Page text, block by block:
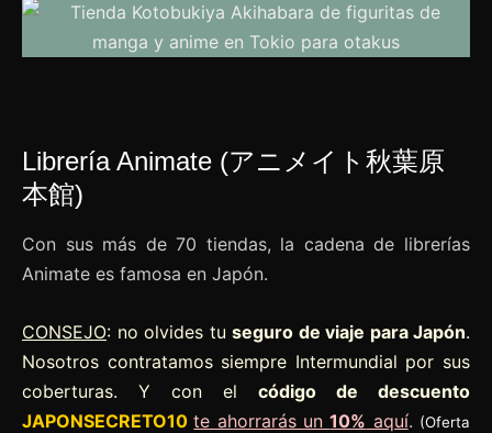
Librería Animate (アニメイト秋葉原
本館)
Con sus más de 70 tiendas, la cadena de librerías
Animate es famosa en Japón.
CONSEJO: no olvides tu seguro de viaje para Japón.
Nosotros contratamos siempre Intermundial por sus
coberturas. Y con el código de descuento
JAPONSECRETO10 te ahorrarás un10% aquí. (Oferta